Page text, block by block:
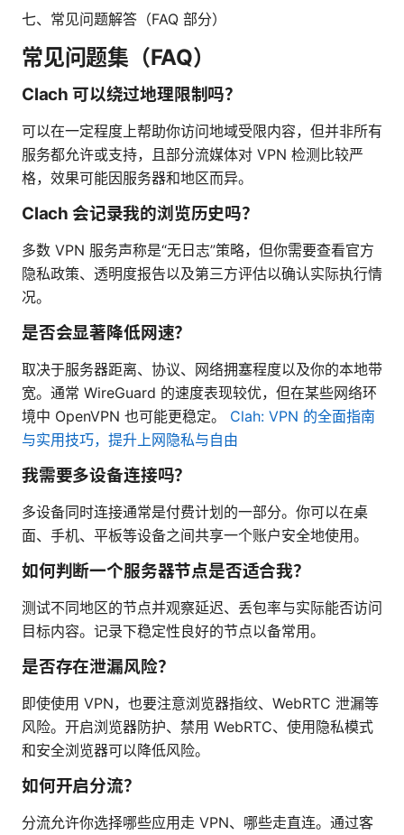
七、常见问题解答（FAQ 部分）
常见问题集（FAQ）
Clach 可以绕过地理限制吗？
可以在一定程度上帮助你访问地域受限内容，但并非所有
服务都允许或支持，且部分流媒体对 VPN 检测比较严
格，效果可能因服务器和地区而异。
Clach 会记录我的浏览历史吗？
多数 VPN 服务声称是“无日志”策略，但你需要查看官方
隐私政策、透明度报告以及第三方评估以确认实际执行情
况。
是否会显著降低网速？
取决于服务器距离、协议、网络拥塞程度以及你的本地带
宽。通常 WireGuard 的速度表现较优，但在某些网络环
境中 OpenVPN 也可能更稳定。 Clah: VPN 的全面指南
与实用技巧，提升上网隐私与自由
我需要多设备连接吗？
多设备同时连接通常是付费计划的一部分。你可以在桌
面、手机、平板等设备之间共享一个账户安全地使用。
如何判断一个服务器节点是否适合我？
测试不同地区的节点并观察延迟、丢包率与实际能否访问
目标内容。记录下稳定性良好的节点以备常用。
是否存在泄漏风险？
即使使用 VPN，也要注意浏览器指纹、WebRTC 泄漏等
风险。开启浏览器防护、禁用 WebRTC、使用隐私模式
和安全浏览器可以降低风险。
如何开启分流？
分流允许你选择哪些应用走 VPN、哪些走直连。通过客